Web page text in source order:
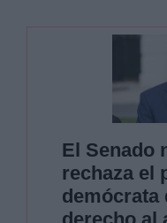
El Senado
rechaza el
demócrata